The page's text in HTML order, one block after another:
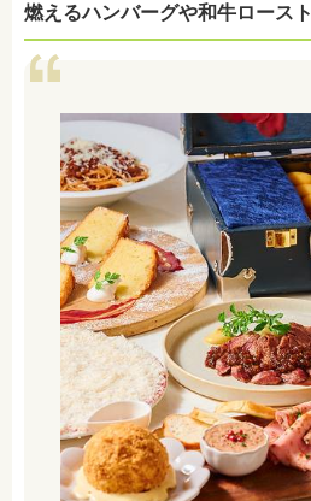
燃えるハンバーグや和牛ロースト